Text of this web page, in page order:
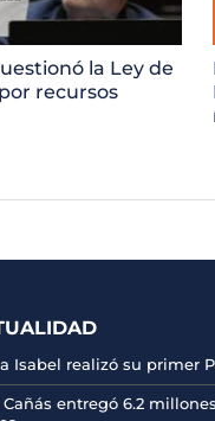
la Ley de
recursos
Isabel realizó su primer
entregó 6.2